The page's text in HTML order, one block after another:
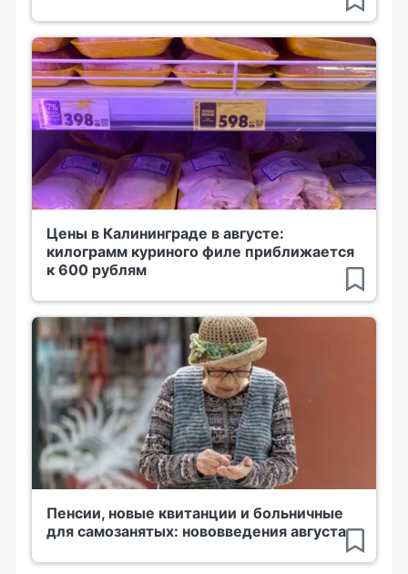
Цены в Калининграде в августе:
килограмм куриного филе приближается
к 600 рублям
Пенсии, новые квитанции и больничные
для самозанятых: нововведения августа